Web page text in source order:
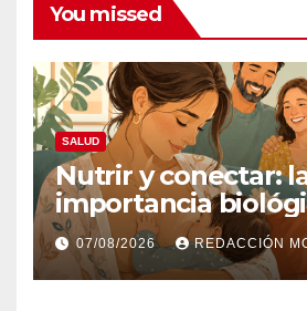
You missed
SALUD
Nutrir y conectar:
importancia
psicoafectiva de la
materna
07/08/2026 REDACCIÓN